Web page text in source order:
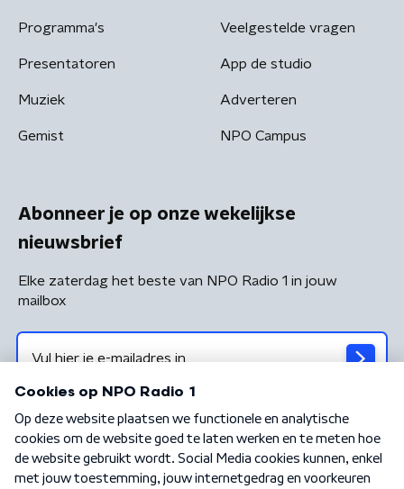
Programma's
Presentatoren
Muziek
Gemist
Veelgestelde vragen
App de studio
Adverteren
NPO Campus
Abonneer je op onze wekelijkse
nieuwsbrief
Elke zaterdag het beste van NPO Radio 1 in jouw
mailbox
Algemene voorwaarden